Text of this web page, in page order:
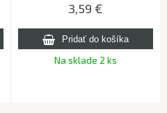
3,59 €
Na sklade 2 ks